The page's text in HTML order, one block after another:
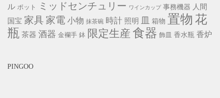
ル ポット ミッドセンチュリー ワインカップ 事務機器 人間
国宝 家具 家電 小物 抹茶碗 時計 照明 皿 箱物 置物 花
瓶 茶器 酒器 金襴手 鉢 限定生産 食器 飾皿 香水瓶 香炉
PINGOO